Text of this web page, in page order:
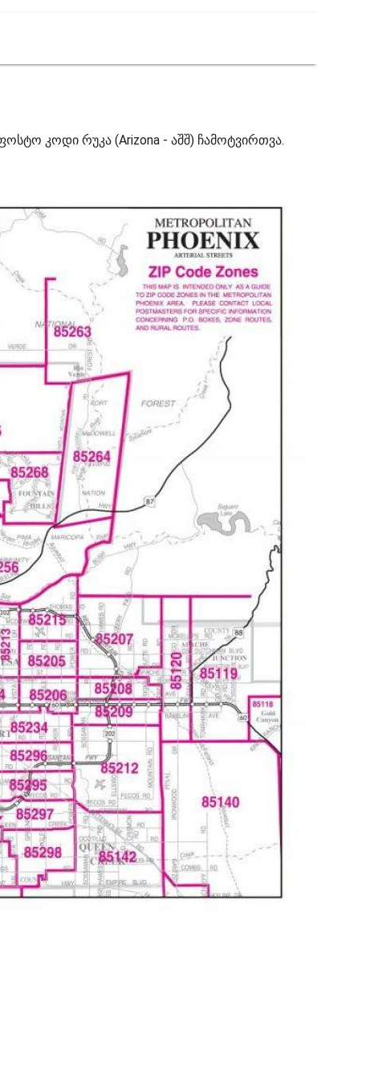
კოდი რუკა (Arizona - აშშ) ჩამოტვირთვა.